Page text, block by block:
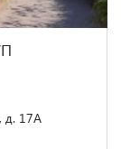
д. 17А